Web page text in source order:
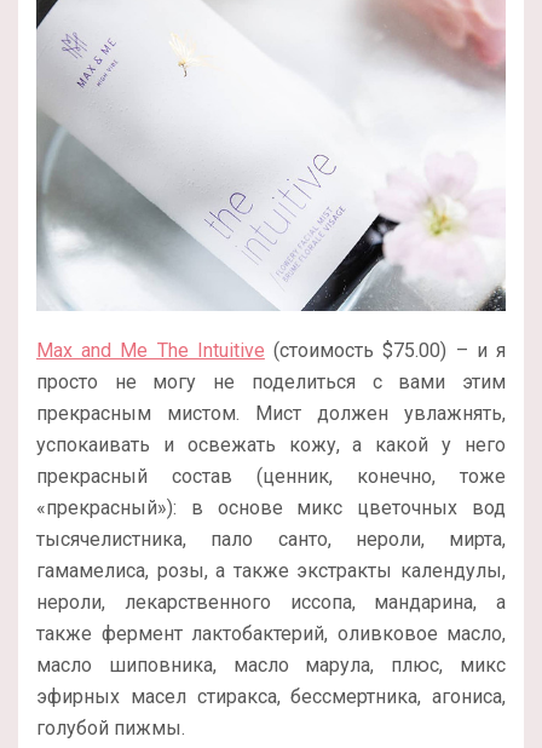
Max and Me The Intuitive (стоимость $75.00) – и я
просто не могу не поделиться с вами этим
прекрасным мистом. Мист должен увлажнять,
успокаивать и освежать кожу, а какой у него
прекрасный состав (ценник, конечно, тоже
«прекрасный»): в основе микс цветочных вод
тысячелистника, пало санто, нероли, мирта,
гамамелиса, розы, а также экстракты календулы,
нероли, лекарственного иссопа, мандарина, а
также фермент лактобактерий, оливковое масло,
масло шиповника, масло марула, плюс, микс
эфирных масел стиракса, бессмертника, агониса,
голубой пижмы.